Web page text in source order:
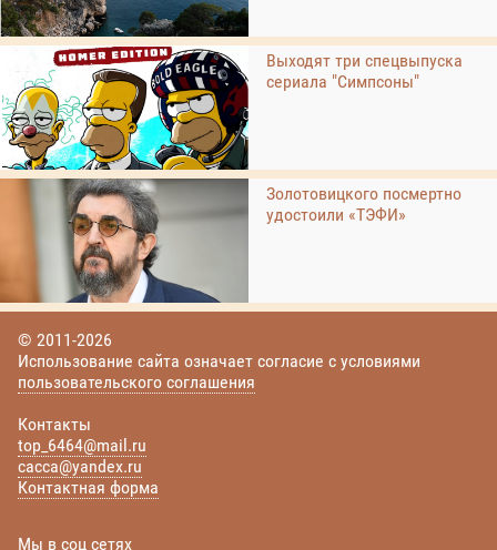
Выходят три спецвыпуска
сериала "Симпсоны"
Золотовицкого посмертно
удостоили «ТЭФИ»
© 2011-2026
Использование сайта означает согласие с условиями
пользовательского соглашения
Контакты
top_6464@mail.ru
cacca@yandex.ru
Контактная форма
Мы в соц сетях